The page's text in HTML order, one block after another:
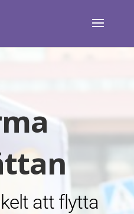
att flytta